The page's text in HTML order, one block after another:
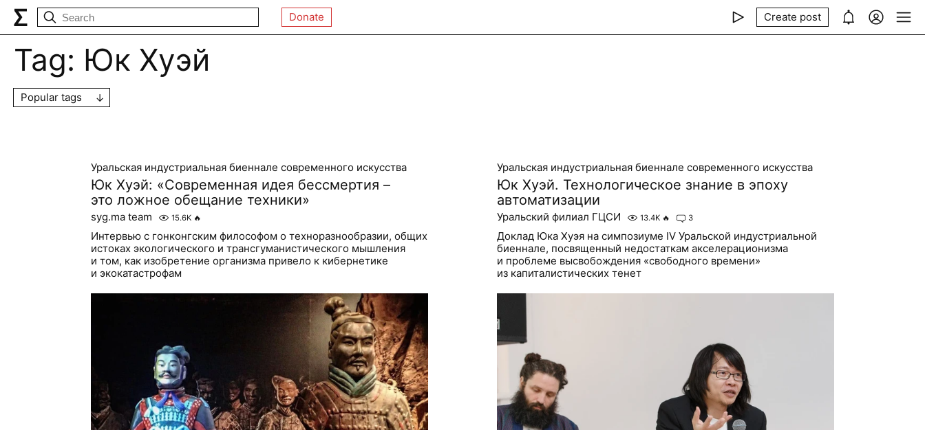
Donate Create post
Tag: Юк Хуэй
Popular tags
Уральская индустриальная биеннале современного искусства
Юк Хуэй: «Современная идея бессмертия –
это ложное обещание техники»
syg.ma team 15.6K 🔥
Интервью с гонконгским философом о техноразнообразии, общих
истоках экологического и трансгуманистического мышления
и том, как изобретение организма привело к кибернетике
и экокатастрофам
Уральская индустриальная биеннале современного искусства
Юк Хуэй. Технологическое знание в эпоху
автоматизации
Уральский филиал ГЦСИ 13.4K 🔥 3
Доклад Юка Хуэя на симпозиуме IV Уральской индустриальной
биеннале, посвященный недостаткам акселерационизма
и проблеме высвобождения «свободного времени»
из капиталистических тенет